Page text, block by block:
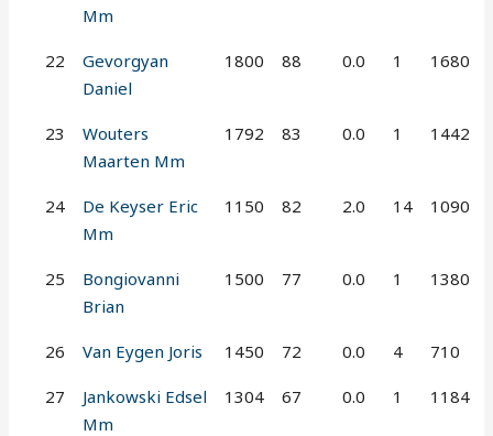
Mm
22
Gevorgyan
Daniel
1800 88 0.0 1 1680
23
Wouters
Maarten Mm
1792 83 0.0 1 1442
24
De Keyser Eric
Mm
1150 82 2.0 14 1090
25
Bongiovanni
Brian
1500 77 0.0 1 1380
26 Van Eygen Joris 1450 72 0.0 4 710
27
Jankowski Edsel
Mm
1304 67 0.0 1 1184